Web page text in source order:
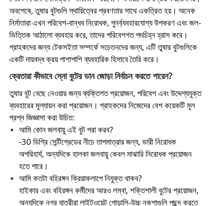
অবশেষে, তুষার বুটগুলি স্থায়িত্বের প্রবণতার সাথে একত্রিত হয়। অনেক
নির্মাতারা এখন পরিবেশ-বান্ধব নিরোধক, পুনর্ব্যবহারযোগ্য উপকরণ এবং জল-
ভিত্তিক আঠালো ব্যবহার করে, তাদের পরিবেশগত পদচিহ্ন হ্রাস করে।
গ্রাহকদের জন্য টেকসইতা সম্পর্কে সচেতনদের জন্য, এটি তুষার বুটগুলিকে
একটি দায়বদ্ধ ক্রয় পাশাপাশি ব্যবহারিক হিসাবে তৈরি করে।
ক্রেতারা কীভাবে স্নো বুটের ডান জোড়া নির্বাচন করতে পারেন?
তুষার বুট বেছে নেওয়ার জন্য ব্যক্তিগত প্রয়োজন, পরিবেশ এবং উদ্দেশ্যযুক্ত
ব্যবহারের মূল্যায়ন করা প্রয়োজন। গ্রাহকদের নিজেদের বেশ কয়েকটি মূল
প্রশ্ন জিজ্ঞাসা করা উচিত:
আমি কোন জলবায়ু এই বুট পরা করব?
-30 ডিগ্রি সেন্টিগ্রেডের নীচে তাপমাত্রার জন্য, ভারী নিরোধক
অপরিহার্য, অন্যদিকে হালকা জলবায়ু কেবল মাঝারি নিরোধক প্রয়োজন
হতে পারে।
আমি কতটা বহিরঙ্গন ক্রিয়াকলাপে নিযুক্ত থাকব?
হাইকার এবং বহিরঙ্গন কর্মীদের আরও লম্বা, শক্তিশালী বুটের প্রয়োজন,
অন্যদিকে নগর যাত্রীরা লাইটওয়েট গোড়ালি-উচ্চ নকশাগুলি পছন্দ করতে